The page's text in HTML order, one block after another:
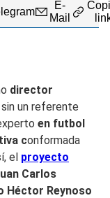
E-
Mail
director
un referente
en futbol
conformada
el proyecto
Carlos
Héctor Reynoso